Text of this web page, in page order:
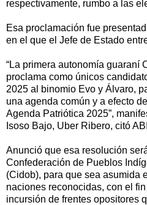
respectivamente, rumbo a las
Esa proclamación fue
en el que el Jefe de Estado
“La primera autonomía guaraní
proclama como únicos
2025 al binomio Evo y Álvaro,
una agenda común y a efecto
Agenda Patriótica 2025”,
Isoso Bajo, Uber Ribero, citó
Anunció que esa resolución
Confederación de Pueblos
(Cidob), para que sea asumida
naciones reconocidas, con el
incursión de frentes opositores